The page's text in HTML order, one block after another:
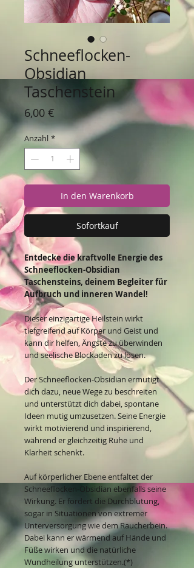
Schneeflocken-
Obsidian
Taschenstein
6,00 €
Anzahl *
In den Warenkorb
Sofortkauf
Entdecke die kraftvolle Energie des
Schneeflocken-Obsidian
Taschensteins, deinem Begleiter für
Aufbruch und inneren Wandel!
Dieser einzigartige Heilstein wirkt
tiefgreifend auf Körper und Geist und
kann dir helfen, Ängste zu überwinden
und seelische Blockaden zu lösen.
Der Schneeflocken-Obsidian ermutigt
dich dazu, neue Wege zu beschreiten
und unterstützt dich dabei, spontane
Ideen mutig umzusetzen. Seine Energie
wirkt motivierend und inspirierend,
während er gleichzeitig Ruhe und
Klarheit schenkt.
Auf körperlicher Ebene entfaltet der
Schneeflocken-Obsidian ebenfalls seine
Wirkung. Er fördert die Durchblutung,
sogar in Situationen von extremer
Unterversorgung wie dem Raucherbein.
Dabei kann er wärmend auf Hände und
Füße wirken und die natürliche
Wundheilung unterstützen.(*)